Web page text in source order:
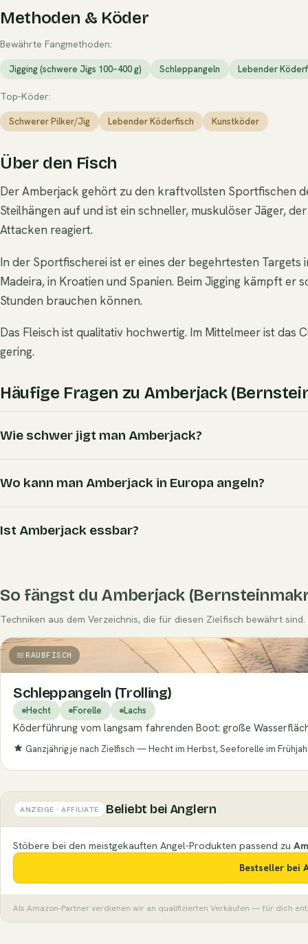
Methoden & Köder
Bewährte Fangmethoden:
Jigging (schwere Jigs 100–400 g) Schleppangeln Lebender
Top-Köder:
Schwerer Pilker/Jig Lebender Köderfisch Kunstköder
Über den Fisch
Der Amberjack gehört zu den kraftvollsten Sportfischen
Steilhängen auf und ist ein schneller, muskulöser Jäger,
Attacken reagiert.
In der Sportfischerei ist er eines der begehrtesten
Madeira, in Kroatien und Spanien. Beim Jigging kämpft
Stunden brauchen können.
Das Fleisch ist qualitativ hochwertig. Im Mittelmeer ist
gering.
Häufige Fragen zu Amberjack
Wie schwer jigt man Amberjack?
Wo kann man Amberjack in Europa angeln?
Ist Amberjack essbar?
So fängst du Amberjack
Techniken aus dem Verzeichnis, die für diesen Zielfisch bewährt sind.
RAUBFISCH
Schleppangeln (Trolling)
Hecht Forelle Lachs
Köderführung vom langsam fahrenden Boot: große
Ganzjährig je nach Zielfisch — Hecht im Herbst, Seeforelle im
ANZEIGE · AFFILIATE Beliebt bei Anglern
Stöbere bei den meistgekauften Angel-Produkten passend zu
Bestseller bei
Als Amazon-Partner verdienen wir an qualifizierten Verkäufen — für dich